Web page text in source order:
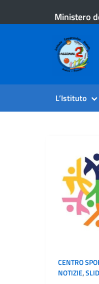
Ministero
L’Istituto
CENTRO
NOTIZIE,